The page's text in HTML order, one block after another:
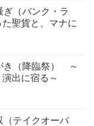
（バンク・ラ
聖貨と、マナに
（降臨祭） ～
出に宿る～
テイクオーバ